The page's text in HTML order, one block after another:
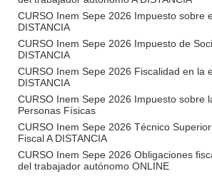
CURSO Inem Sepe 2026 Impuesto sobre
DISTANCIA
CURSO Inem Sepe 2026 Impuesto de
DISTANCIA
CURSO Inem Sepe 2026 Fiscalidad en la
DISTANCIA
CURSO Inem Sepe 2026 Impuesto sobre
Personas Físicas
CURSO Inem Sepe 2026 Técnico
Fiscal A DISTANCIA
CURSO Inem Sepe 2026 Obligaciones
del trabajador autónomo ONLINE